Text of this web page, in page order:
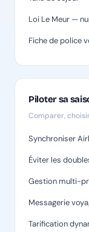
Loi Le Meur —
Fiche de police
Piloter sa
Comparer,
Synchroniser
Éviter les
Gestion multi-
Messagerie
Tarification